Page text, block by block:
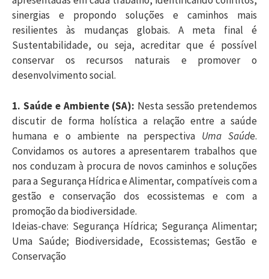
sinergias e propondo soluções e caminhos mais
resilientes às mudanças globais. A meta final é
Sustentabilidade, ou seja, acreditar que é possível
conservar os recursos naturais e promover o
desenvolvimento social.
1. Saúde e Ambiente (SA): Nesta sessão pretendemos
discutir de forma holística a relação entre a saúde
humana e o ambiente na perspectiva Uma Saúde.
Convidamos os autores a apresentarem trabalhos que
nos conduzam à procura de novos caminhos e soluções
para a Segurança Hídrica e Alimentar, compatíveis com a
gestão e conservação dos ecossistemas e com a
promoção da biodiversidade.
Ideias-chave: Segurança Hídrica; Segurança Alimentar;
Uma Saúde; Biodiversidade, Ecossistemas; Gestão e
Conservação